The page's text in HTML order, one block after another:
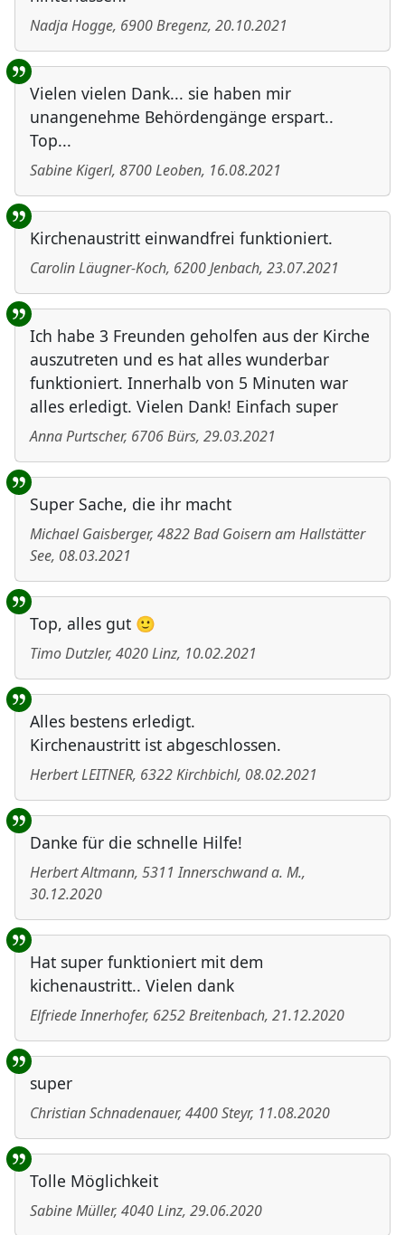
Nadja Hogge, 6900Bregenz, 20.10.2021
Vielen vielen Dank... sie haben mir
unangenehme Behördengänge erspart..
Top...
Sabine Kigerl, 8700Leoben, 16.08.2021
Kirchenaustritt einwandfrei funktioniert.
Carolin Läugner-Koch, 6200Jenbach, 23.07.2021
Ich habe 3 Freunden geholfen aus der Kirche
auszutreten und es hat alles wunderbar
funktioniert. Innerhalb von 5 Minuten war
alles erledigt. Vielen Dank! Einfach super
Anna Purtscher, 6706Bürs, 29.03.2021
Super Sache, die ihr macht
Michael Gaisberger, 4822Bad Goisern am Hallstätter
See, 08.03.2021
Top, alles gut 🙂
Timo Dutzler, 4020Linz, 10.02.2021
Alles bestens erledigt.
Kirchenaustritt ist abgeschlossen.
Herbert LEITNER, 6322Kirchbichl, 08.02.2021
Danke für die schnelle Hilfe!
Herbert Altmann, 5311 Innerschwand a. M.,
30.12.2020
Hat super funktioniert mit dem
kichenaustritt.. Vielen dank
Elfriede Innerhofer, 6252Breitenbach, 21.12.2020
super
Christian Schnadenauer, 4400Steyr, 11.08.2020
Tolle Möglichkeit
Sabine Müller, 4040Linz, 29.06.2020